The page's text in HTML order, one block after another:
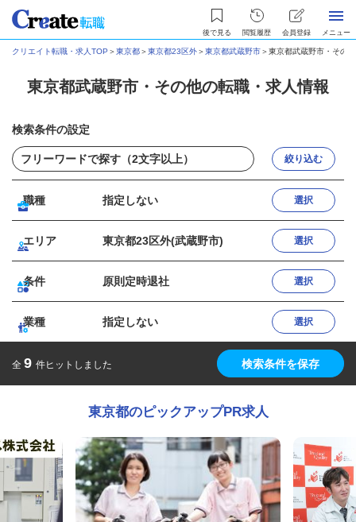
後で見る 閲覧履歴 会員登録 メニュー
クリエイト転職・求人TOP ＞東京都＞東京都23区外＞東京都武蔵野市＞東京都武蔵野市・その
東京都武蔵野市・その他の転職・求人情報
検索条件の設定
絞り込む
職種 指定しない 選択
エリア 東京都23区外(武蔵野市) 選択
条件 原則定時退社 選択
業種 指定しない 選択
全 9 件ヒットしました 検索条件を保存
東京都のピックアップPR求人